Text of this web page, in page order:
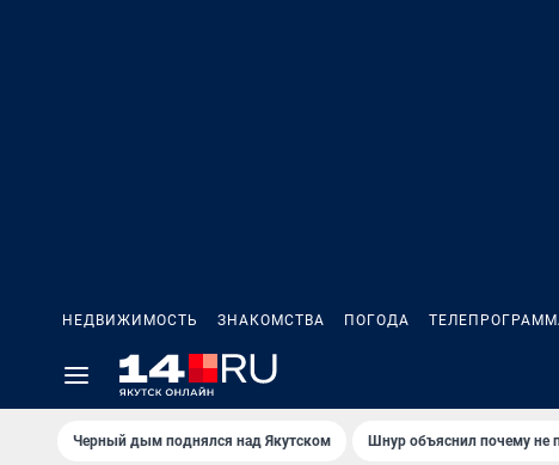
НЕДВИЖИМОСТЬ ЗНАКОМСТВА ПОГОДА
Черный дым поднялся над Якутском Шнур объяснил почему не